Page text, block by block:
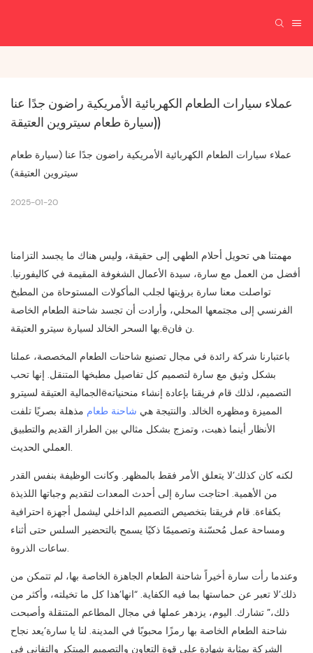
عملاء سيارات الطعام الكهربائية الأمريكية راضون جدًا عنا
(سيارة طعام سيتروين العتيقة)
عملاء سيارات الطعام الكهربائية الأمريكية راضون جدًا عنا (سيارة طعام
سيتروين العتيقة)
2025-01-20
مهمتنا هي تحويل أحلام الطهي إلى حقيقة، وليس هناك ما يجسد التزامنا
أفضل من العمل مع سارة، سيدة الأعمال الشغوفة المقيمة في كاليفورنيا.
تواصلت معنا سارة برؤيتها لجلب المأكولات المستوحاة من المطبخ
الفرنسي إلى مجتمعها المحلي، وأرادت أن تجسد شاحنة الطعام الخاصة
بها السحر الخالد لسيارة سيترو العتيقة.ëن فان.
باعتبارنا شركة رائدة في مجال تصنيع شاحنات الطعام المخصصة، عملنا
بشكل وثيق مع سارة لتصميم كل تفاصيل مطبخها المتنقل. إنها تحب
الجمالية العتيقة لسيتروëالتصميم، لذلك قام فريقنا بإعادة إنشاء منحنياته
المميزة ومظهره الخالد. والنتيجة هي شاحنة طعام مذهلة بصريًا تلفت
الأنظار أينما ذهبت، وتمزج بشكل مثالي بين الطراز القديم والتطبيق
العملي الحديث.
لكنه كان كذلك’لا يتعلق الأمر فقط بالمظهر. وكانت الوظيفة بنفس القدر
من الأهمية. احتاجت سارة إلى أحدث المعدات لتقديم وجباتها اللذيذة
بكفاءة. قام فريقنا بتخصيص التصميم الداخلي ليشمل أجهزة احترافية
ومساحة عمل مُحسّنة وتصميمًا ذكيًا يسمح بالتحضير السلس حتى أثناء
ساعات الذروة.
وعندما رأت سارة أخيراً شاحنة الطعام الجاهزة الخاصة بها، لم تتمكن من
ذلك’لا تعبر عن حماستها بما فيه الكفاية. “انها’هذا كل ما تخيلته، وأكثر من
ذلك،” تشارك. اليوم، يزدهر عملها في مجال المطاعم المتنقلة وأصبحت
شاحنة الطعام الخاصة بها رمزًا محبوبًا في المدينة. لنا يا سارة’يعد نجاح
الشركة بمثابة شهادة على قوة التعاون والتصميم المبتكر والتفاني في